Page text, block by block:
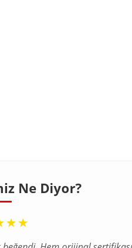
Ne Diyor?